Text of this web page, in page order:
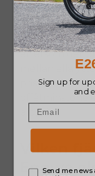
Annars
elcykel med
eftersom det
mellan alla
prisvärt. Det
åtminstone
elcyklar.
Vilken
Engwe